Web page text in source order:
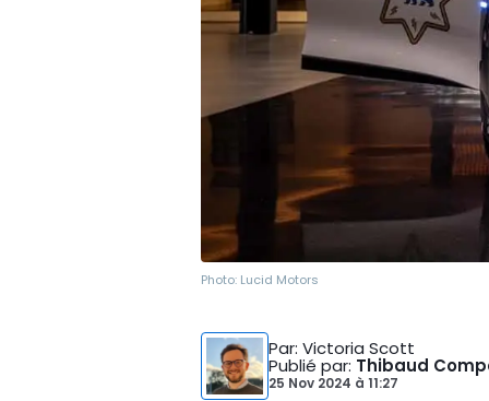
Photo: Lucid Motors
Par: Victoria Scott
Publié par: Thibaud
25 Nov 2024 à 11:27